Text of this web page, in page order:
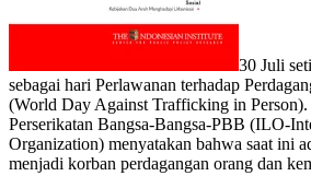
30 Juli
sebagai hari Perlawanan terhadap
(World Day Against Trafficking in Person).
Perserikatan Bangsa-Bangsa-PBB (ILO-
Organization) menyatakan bahwa saat ini
menjadi korban perdagangan orang dan